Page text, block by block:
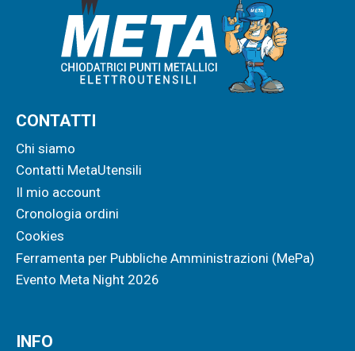
CONTATTI
Chi siamo
Contatti MetaUtensili
Il mio account
Cronologia ordini
Cookies
Ferramenta per Pubbliche Amministrazioni (MePa)
Evento Meta Night 2026
INFO